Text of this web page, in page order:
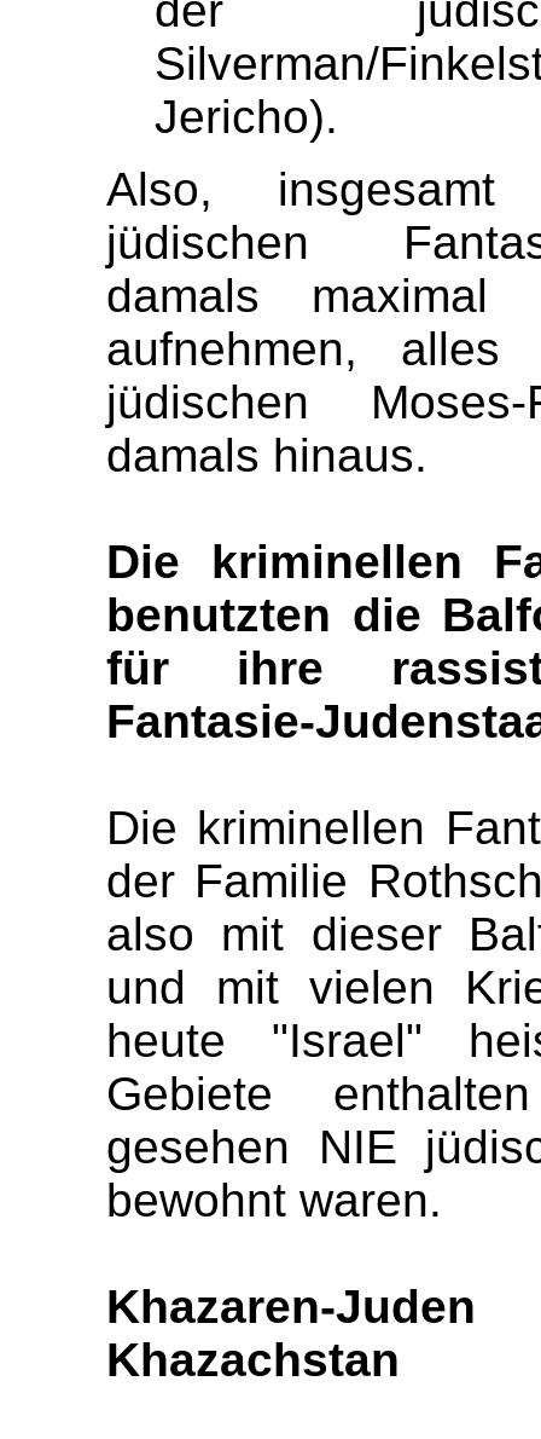
Silverman/
Jericho).
Also,
jüdischen
damals maximal
aufnehmen,
jüdischen Moses-
damals hinaus.
Die kriminellen
benutzten die
für ihre
Fantasie-
Die kriminellen
der Familie
also mit dieser
und mit vielen
heute "Israel"
Gebiete
gesehen NIE
bewohnt waren.
Khazaren-
Khazachstan